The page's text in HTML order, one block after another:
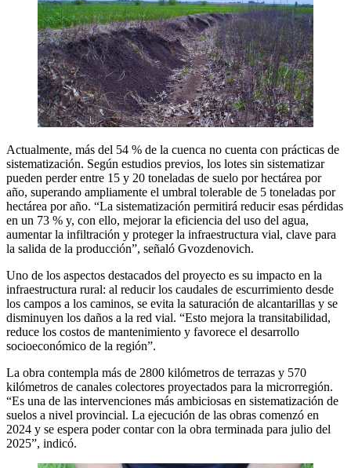
Actualmente, más del 54 % de la cuenca no cuenta con prácticas de
sistematización. Según estudios previos, los lotes sin sistematizar
pueden perder entre 15 y 20 toneladas de suelo por hectárea por
año, superando ampliamente el umbral tolerable de 5 toneladas por
hectárea por año. “La sistematización permitirá reducir esas pérdidas
en un 73 % y, con ello, mejorar la eficiencia del uso del agua,
aumentar la infiltración y proteger la infraestructura vial, clave para
la salida de la producción”, señaló Gvozdenovich.
Uno de los aspectos destacados del proyecto es su impacto en la
infraestructura rural: al reducir los caudales de escurrimiento desde
los campos a los caminos, se evita la saturación de alcantarillas y se
disminuyen los daños a la red vial. “Esto mejora la transitabilidad,
reduce los costos de mantenimiento y favorece el desarrollo
socioeconómico de la región”.
La obra contempla más de 2800 kilómetros de terrazas y 570
kilómetros de canales colectores proyectados para la microrregión.
“Es una de las intervenciones más ambiciosas en sistematización de
suelos a nivel provincial. La ejecución de las obras comenzó en
2024 y se espera poder contar con la obra terminada para julio del
2025”, indicó.